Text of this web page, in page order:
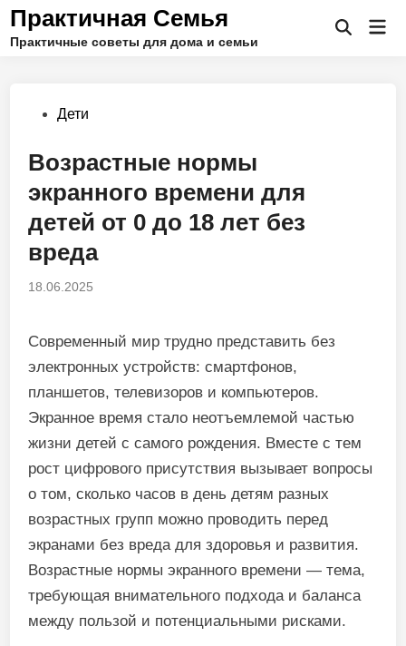
Перейти
содержимому
Практичная Семья
Практичные советы для дома и семьи
Открыть
Опубликовано
Дети
Возрастные нормы
экранного времени для
детей от 0 до 18 лет без
вреда
18.06.2025
Современный мир трудно представить без
электронных устройств: смартфонов,
планшетов, телевизоров и компьютеров.
Экранное время стало неотъемлемой частью
жизни детей с самого рождения. Вместе с тем
рост цифрового присутствия вызывает вопросы
о том, сколько часов в день детям разных
возрастных групп можно проводить перед
экранами без вреда для здоровья и развития.
Возрастные нормы экранного времени — тема,
требующая внимательного подхода и баланса
между пользой и потенциальными рисками.